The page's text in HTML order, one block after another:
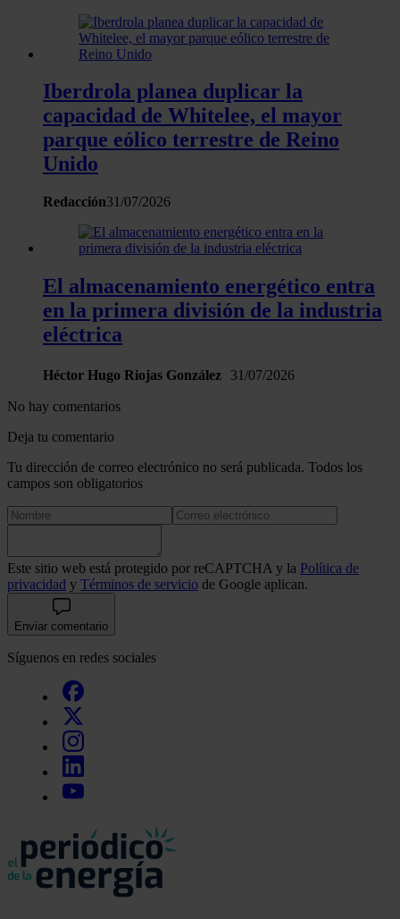
Iberdrola planea duplicar la
capacidad de Whitelee, el mayor
parque eólico terrestre de Reino
Unido
Redacción31/07/2026
El almacenamiento energético entra
en la primera división de la industria
eléctrica
Héctor Hugo Riojas González 31/07/2026
No hay comentarios
Deja tu comentario
Tu dirección de correo electrónico no será publicada. Todos los
campos son obligatorios
Este sitio web está protegido por reCAPTCHA y la Política de
privacidad y Términos de servicio de Google aplican.
Enviar comentario
Síguenos en redes sociales